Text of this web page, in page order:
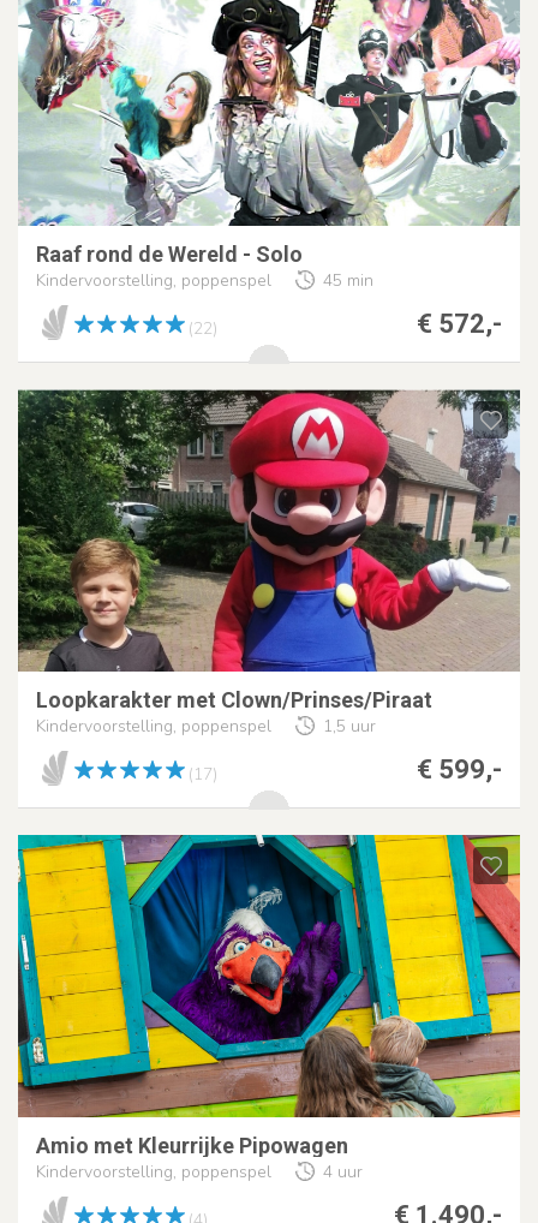
Raaf rond de Wereld - Solo
Kindervoorstelling, poppenspel 45 min
€ 572,-
(22)
Loopkarakter met Clown/Prinses/Piraat
Kindervoorstelling, poppenspel 1,5 uur
€ 599,-
(17)
Amio met Kleurrijke Pipowagen
Kindervoorstelling, poppenspel 4 uur
€ 1.490,-